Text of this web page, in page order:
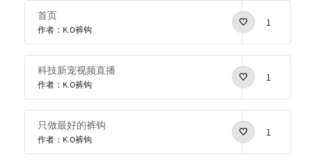
首页
作者：K.O裤钩
1
科技新宠视频直播
作者：K.O裤钩
1
只做最好的裤钩
作者：K.O裤钩
1